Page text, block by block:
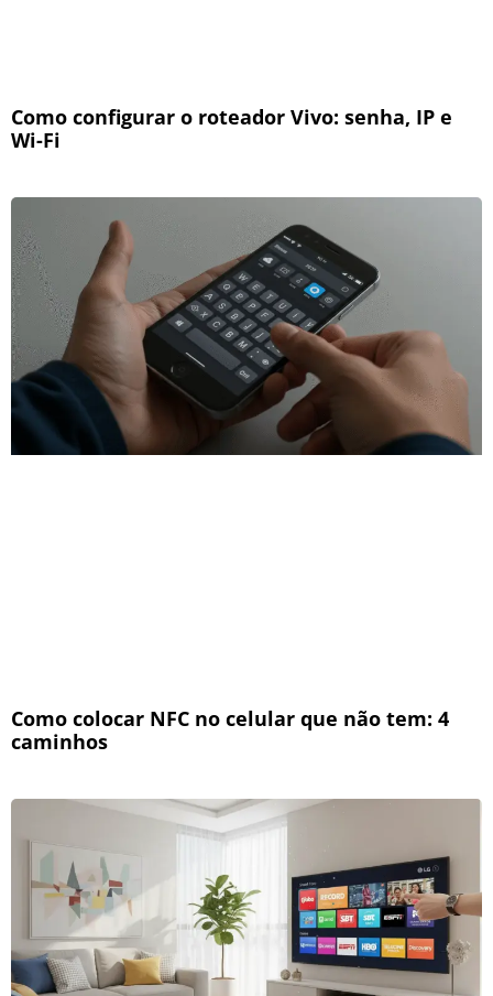
Como configurar o roteador Vivo: senha, IP e
Wi-Fi
Como colocar NFC no celular que não tem: 4
caminhos